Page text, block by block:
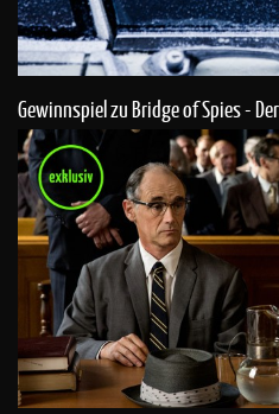
Gewinnspiel zu Bridge of Spies -